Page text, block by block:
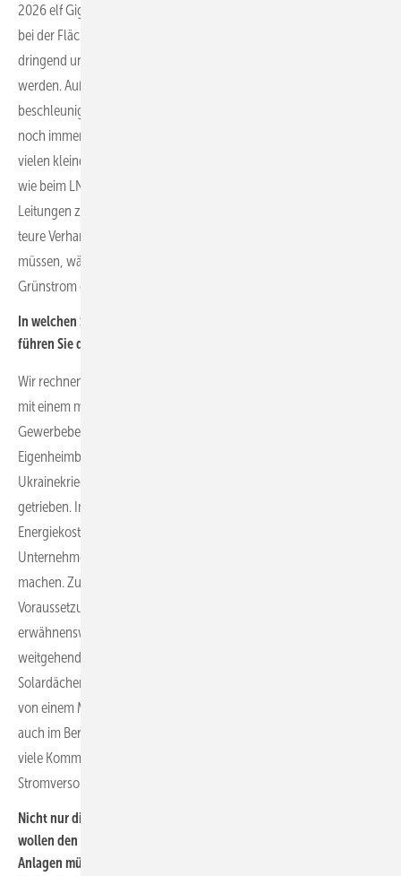
2026 elf Gigawatt im Jahr auf die Freifläche bringen wollen, muss
bei der Flächenkulisse noch viel getan werden. Es müssen ganz
dringend und ganz schnell die benachteiligten Gebiete geöffnet
werden. Außerdem müssen die Genehmigungsprozesse
beschleunigt werden. Viele Gemeinden sind sehr aktiv, aber es sind
noch immer zu viele Gemeinden, die passiv bleiben. Und auch bei
vielen kleineren Fragen brauchen wir endlich das gleiche Tempo
wie beim LNG-Ausbau. Es ist nicht ersichtlich, warum wir für
Leitungen zum Netzverknüpfungspunkt immer noch langwierige,
teure Verhandlungen mit jedem Grundstückseigentümer führen
müssen, während der Breitbandausbau privilegiert wird. Dabei ist
Grünstrom genau so wichtig.
In welchen Segmenten rechnen Sie mit Wachstum und worauf
führen Sie dies zurück?
Wir rechnen für die kommenden Monate in allen Marksegmenten
mit einem massiven Wachstum. Sei es im Eigenheim- oder
Gewerbebereich oder auch im Solarparkbereich. Der
Eigenheimbereich wird vor allem durch externe Einflüsse, wie den
Ukrainekrieg und die massiven Energiekostensteigerungen
getrieben. Im Gewerbebereich spielen die wachsenden
Energiekosten natürlich auch eine sehr große Rolle und
Unternehmen wollen sich mehr und mehr unabhängig davon
machen. Zudem schafft die neueste EEG-Novelle gute
Voraussetzungen für größere Unternehmen. Besonders
erwähnenswert in Bezug auf gewerbliche Solarsysteme ist der
weitgehende Verzicht auf Ausschreibungen bei gewerblichen
Solardächern, denn dort können nun Anlagen bis zu einer Leistung
von einem Megawatt ohne Ausschreibung realisiert werden. Und
auch im Bereich der Solarparks sind wir auf Wachstumskurs. Gerade
viele Kommunen erkennen die Notwendigkeit, ihre
Stromversorgung durch Photovoltaik zu ergänzen.
Nicht nur die Bundesregierung, sondern auch andere Länder
wollen den Ausbau der Photovoltaik beschleunigen. Das heißt: Die
Anlagen müssen schneller aufgebaut werden. Welche neuen